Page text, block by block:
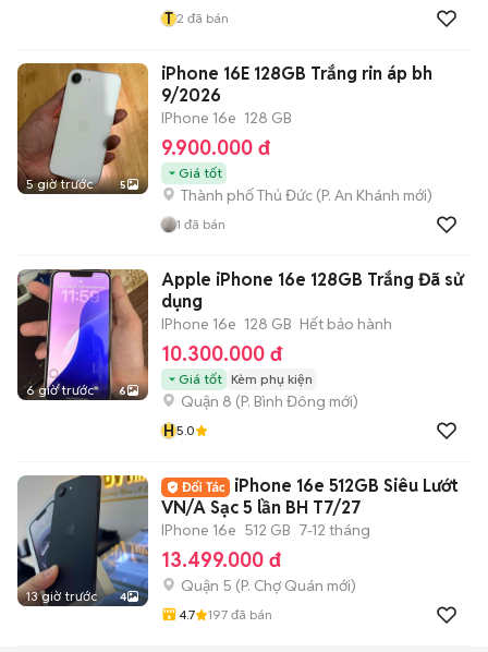
T 2 đã bán
5 giờ trước 5
iPhone 16E 128GB Trắng rin áp bh
9/2026
IPhone 16e 128 GB
9.900.000 đ
Giá tốt
Thành phố Thủ Đức (P. An Khánh mới)
1 đã bán
6 giờ trước 6
Apple iPhone 16e 128GB Trắng Đã sử
dụng
IPhone 16e 128 GB Hết bảo hành
10.300.000 đ
Giá tốt Kèm phụ kiện
Quận 8 (P. Bình Đông mới)
H5.0
13 giờ trước 4
iPhone 16e 512GB Siêu Lướt
VN/A Sạc 5 lần BH T7/27
IPhone 16e 512 GB 7-12 tháng
13.499.000 đ
Quận 5 (P. Chợ Quán mới)
4.7 197 đã bán